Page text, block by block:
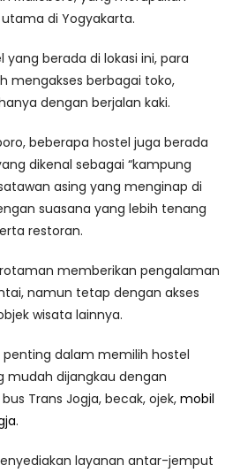
di Yogyakarta.
berada di lokasi ini, para
mengakses berbagai toko,
dengan berjalan kaki.
beberapa hostel juga berada
dikenal sebagai “kampung
asing yang menginap di
suasana yang lebih tenang
restoran.
memberikan pengalaman
namun tetap dengan akses
wisata lainnya.
dalam memilih hostel
mudah dijangkau dengan
Trans Jogja, becak, ojek,mobil
.
layanan antar-jemput